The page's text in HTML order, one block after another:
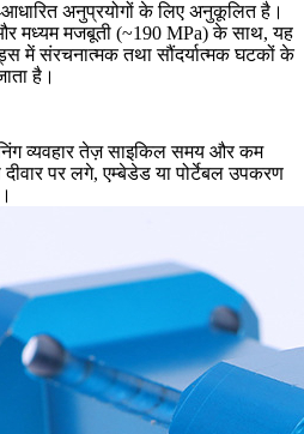
अनुप्रयोगों के लिए अनुकूलित है।
और मध्यम मजबूती (~190 MPa) के साथ, यह
में संरचनात्मक तथा सौंदर्यात्मक घटकों के
है।
व्यवहार तेज़ साइकिल समय और कम
पर लगे, एम्बेडेड या पोर्टेबल उपकरण